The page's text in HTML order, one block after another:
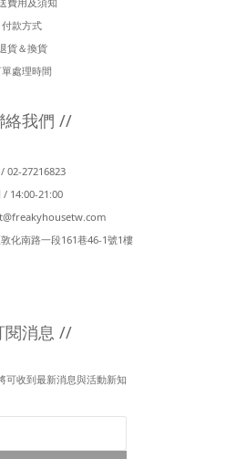
付款方式
貨＆換貨
處理時間
我們 //
02-27216823
/ 14:00-21:00
化南路一段161巷46-1號1樓
消息 //
可收到最新消息與活動新知